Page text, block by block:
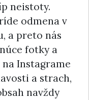
neistoty.
odmena v
a preto nás
fotky a
Instagrame
a strach,
navždy